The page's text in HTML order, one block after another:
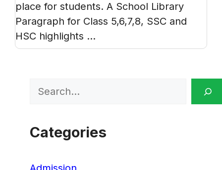
place for students. A School Library
Paragraph for Class 5,6,7,8, SSC and
HSC highlights ...
Search
Categories